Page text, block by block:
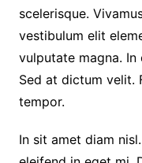
scelerisque.
vestibulum elit
vulputate magna. In
Sed at dictum velit.
tempor.
In sit amet diam